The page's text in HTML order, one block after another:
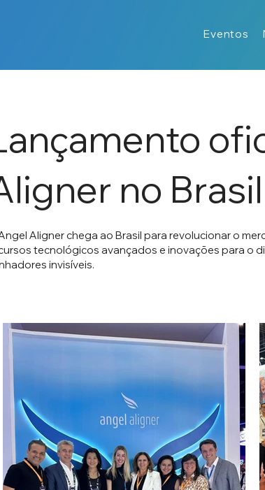
Eventos
no Brasil
Aligner chega ao Brasil para revolucionar o
tecnológicos avançados e inovações para o
invisíveis.